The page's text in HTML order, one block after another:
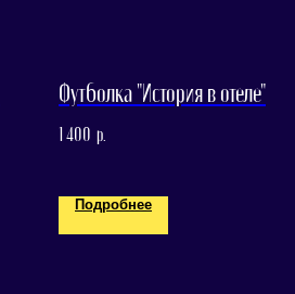
Футболка "История в отеле"
1 400 р.
Подробнее